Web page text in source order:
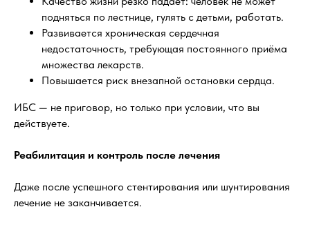
подняться по лестнице, гулять с детьми, работать.
Развивается хроническая сердечная
недостаточность, требующая постоянного приёма
множества лекарств.
Повышается риск внезапной остановки сердца.
ИБС — не приговор, но только при условии, что вы
действуете.
Реабилитация и контроль после лечения
Даже после успешного стентирования или шунтирования
лечение не заканчивается.